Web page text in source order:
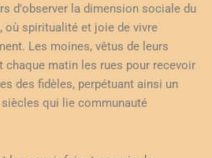
d'observer la dimension sociale du
où spiritualité et joie de vivre
Les moines, vêtus de leurs
chaque matin les rues pour recevoir
des fidèles, perpétuant ainsi un
qui lie communauté